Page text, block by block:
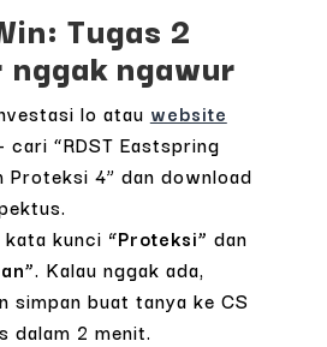
Tugas 2
ngawur
lo atau website
cari “RDST Eastspring
Proteksi 4” dan download
kata kunci “Proteksi” dan
. Kalau nggak ada,
simpan buat tanya ke CS
dalam 2 menit.